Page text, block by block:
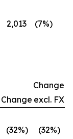
2,013 (7%)
Change
Change
excl. FX
(32%)
(32%)